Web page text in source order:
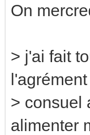
On
> j'ai fait
> consuel
alimenter